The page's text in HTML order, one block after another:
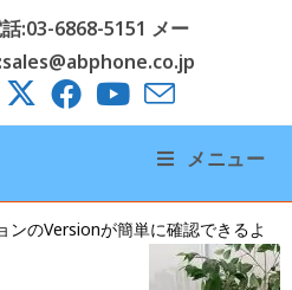
:03-6868-5151 メー
メニュー
ンのVersionが簡単に確認できるよ